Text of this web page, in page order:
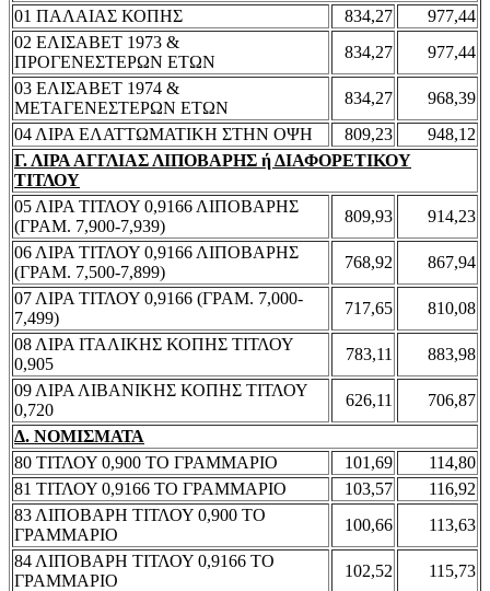
01 ΠΑΛΑΙΑΣ ΚΟΠΗΣ
834,27
977,44
02 ΕΛΙΣΑΒΕΤ 1973 &
ΠΡΟΓΕΝΕΣΤΕΡΩΝ ΕΤΩΝ
834,27
977,44
03 ΕΛΙΣΑΒΕΤ 1974 &
ΜΕΤΑΓΕΝΕΣΤΕΡΩΝ ΕΤΩΝ
834,27
968,39
04 ΛΙΡΑ ΕΛΑΤΤΩΜΑΤΙΚΗ ΣΤΗΝ ΟΨΗ
809,23
948,12
Γ. ΛΙΡΑ ΑΓΓΛΙΑΣ ΛΙΠΟΒΑΡΗΣ ή ΔΙΑΦΟΡΕΤΙΚΟΥ
ΤΙΤΛΟΥ
05 ΛΙΡΑ ΤΙΤΛΟΥ 0,9166 ΛΙΠΟΒΑΡΗΣ
(ΓΡΑΜ. 7,900-7,939)
809,93
914,23
06 ΛΙΡΑ ΤΙΤΛΟΥ 0,9166 ΛΙΠΟΒΑΡΗΣ
(ΓΡΑΜ. 7,500-7,899)
768,92
867,94
07 ΛΙΡΑ ΤΙΤΛΟΥ 0,9166 (ΓΡΑΜ. 7,000-
7,499)
717,65
810,08
08 ΛΙΡΑ ΙΤΑΛΙΚΗΣ ΚΟΠΗΣ ΤΙΤΛΟΥ
0,905
783,11
883,98
09 ΛΙΡΑ ΛΙΒΑΝΙΚΗΣ ΚΟΠΗΣ ΤΙΤΛΟΥ
0,720
626,11
706,87
Δ. ΝΟΜΙΣΜΑΤΑ
80 ΤΙΤΛΟΥ 0,900 ΤΟ ΓΡΑΜΜΑΡΙΟ
101,69
114,80
81 ΤΙΤΛΟΥ 0,9166 ΤΟ ΓΡΑΜΜΑΡΙΟ
103,57
116,92
83 ΛΙΠΟΒΑΡΗ ΤΙΤΛΟΥ 0,900 ΤΟ
ΓΡΑΜΜΑΡΙΟ
100,66
113,63
84 ΛΙΠΟΒΑΡΗ ΤΙΤΛΟΥ 0,9166 ΤΟ
ΓΡΑΜΜΑΡΙΟ
102,52
115,73